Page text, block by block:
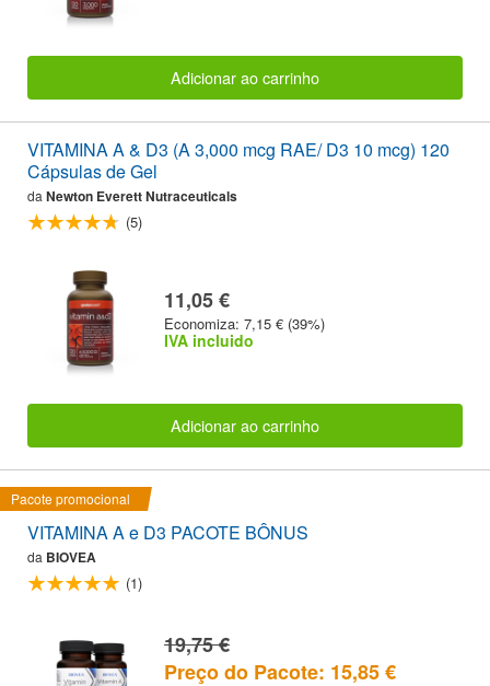
Adicionar ao carrinho
VITAMINA A & D3 (A 3,000 mcg RAE/ D3 10 mcg) 120
Cápsulas de Gel
da Newton Everett Nutraceuticals
(5)
11,05 €
Economiza: 7,15 € (39%)
IVA incluido
Adicionar ao carrinho
Pacote promocional
VITAMINA A e D3 PACOTE BÔNUS
da BIOVEA
(1)
19,75 €
Preço do Pacote: 15,85 €